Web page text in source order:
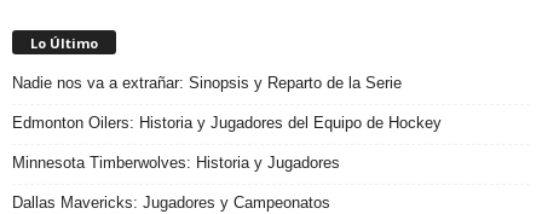
Lo Último
Nadie nos va a extrañar: Sinopsis y Reparto de la Serie
Edmonton Oilers: Historia y Jugadores del Equipo de Hockey
Minnesota Timberwolves: Historia y Jugadores
Dallas Mavericks: Jugadores y Campeonatos